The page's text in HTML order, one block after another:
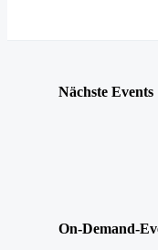
Nächste Events
On-Demand-